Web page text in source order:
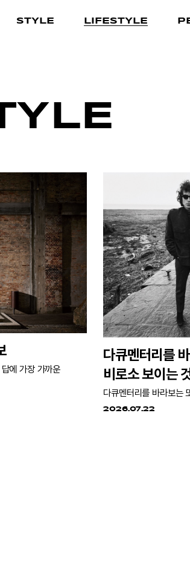
STYLE LIFESTYLE
에 가장 가까운
다큐멘터리를
비로소 보이는
다큐멘터리를 바라보는
2026.07.22